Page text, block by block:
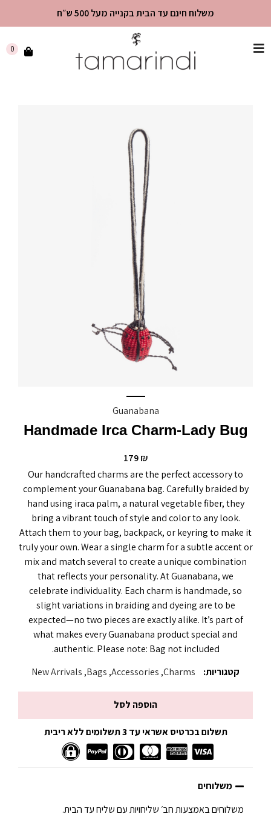
שִׂים
משלוח חינם עד הבית בקנייה מעל 500 ש״ח
0
Guanabana
Handmade Irca Charm-Lady Bug
179₪
Our handcrafted charms are the perfect accessory to
complement your Guanabana bag. Carefully braided by
hand using iraca palm, a natural vegetable fiber, they
bring a vibrant touch of style and color to any look.
Attach them to your bag, backpack, or keyring to make it
truly your own. Wear a single charm for a subtle accent or
mix and match several to create a unique combination
that reflects your personality. At Guanabana, we
celebrate individuality. Each charm is handmade, so
slight variations in braiding and dyeing are to be
expected—no two pieces are exactly alike. It’s part of
what makes every Guanabana product special and
authentic. Please note: Bag not included.
קטגוריות:
Charms
,
Accessories
,
Bags
,
New Arrivals
הוספה לסל
תשלום בכרטיס אשראי עד 3 תשלומים ללא ריבית
משלוחים
משלוחים באמצעות חב׳ שליחויות עם שליח עד הבית.